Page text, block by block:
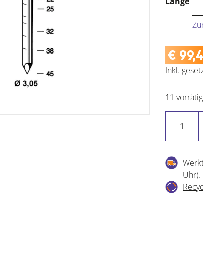
€
Inkl.
11 vorrätig
16
Menge
Uhr).